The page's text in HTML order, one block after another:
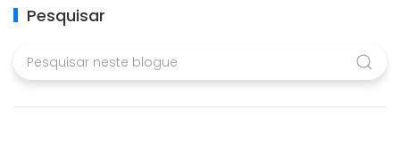
Pesquisar